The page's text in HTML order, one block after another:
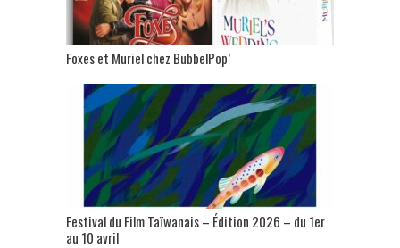
Foxes et Muriel chez BubbelPop’
Festival du Film Taïwanais – Édition 2026 – du 1er
au 10 avril